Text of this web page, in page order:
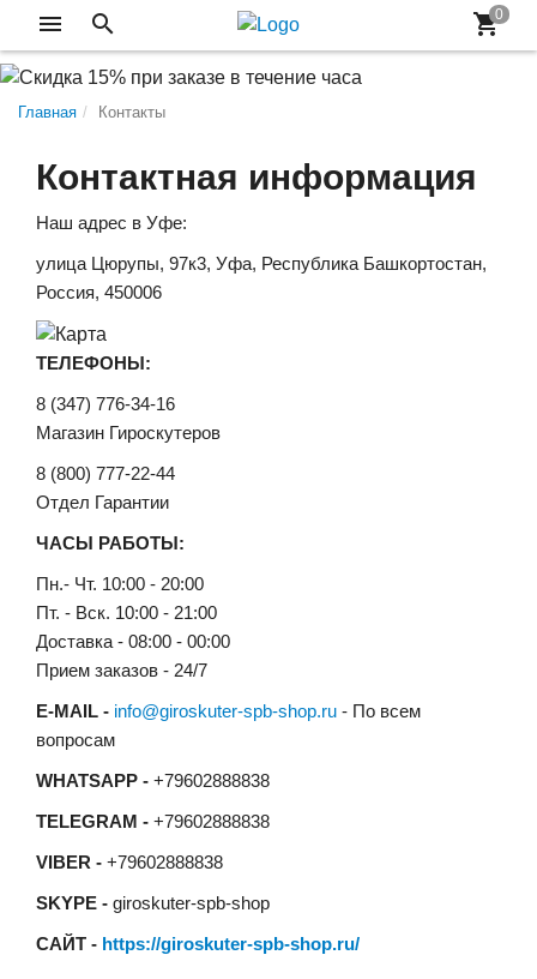
Главная Контакты
Контактная информация
Наш адрес в Уфе:
улица Цюрупы, 97к3, Уфа, Республика Башкортостан,
Россия, 450006
ТЕЛЕФОНЫ:
8 (347) 776-34-16
Магазин Гироскутеров
8 (800) 777-22-44
Отдел Гарантии
ЧАСЫ РАБОТЫ:
Пн.- Чт. 10:00 - 20:00
Пт. - Вск. 10:00 - 21:00
Доставка - 08:00 - 00:00
Прием заказов - 24/7
E-MAIL - info@giroskuter-spb-shop.ru - По всем
вопросам
WHATSAPP - +79602888838
TELEGRAM - +79602888838
VIBER - +79602888838
SKYPE - giroskuter-spb-shop
САЙТ - https://giroskuter-spb-shop.ru/